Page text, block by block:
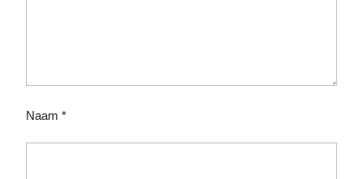
Naam *